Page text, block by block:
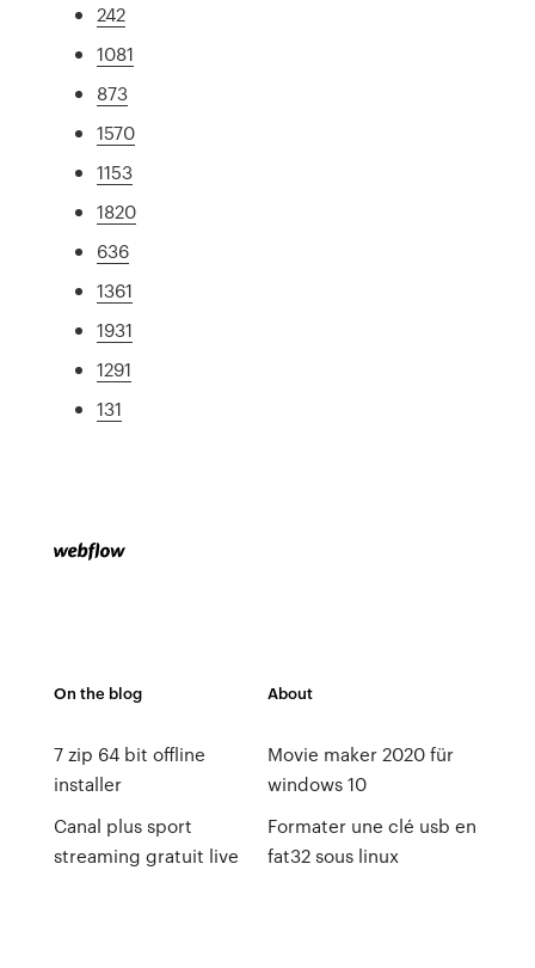
242
1081
873
1570
1153
1820
636
1361
1931
1291
131
On the blog
7 zip 64 bit offline
installer
Canal plus sport
streaming gratuit live
About
Movie maker 2020 für
windows 10
Formater une clé usb en
fat32 sous linux